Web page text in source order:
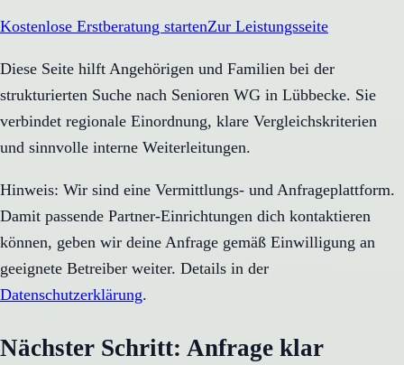
Kostenlose Erstberatung startenZur Leistungsseite
Diese Seite hilft Angehörigen und Familien bei der
strukturierten Suche nach Senioren WG in Lübbecke. Sie
verbindet regionale Einordnung, klare Vergleichskriterien
und sinnvolle interne Weiterleitungen.
Hinweis: Wir sind eine Vermittlungs- und Anfrageplattform.
Damit passende Partner-Einrichtungen dich kontaktieren
können, geben wir deine Anfrage gemäß Einwilligung an
geeignete Betreiber weiter. Details in der
Datenschutzerklärung.
Nächster Schritt: Anfrage klar